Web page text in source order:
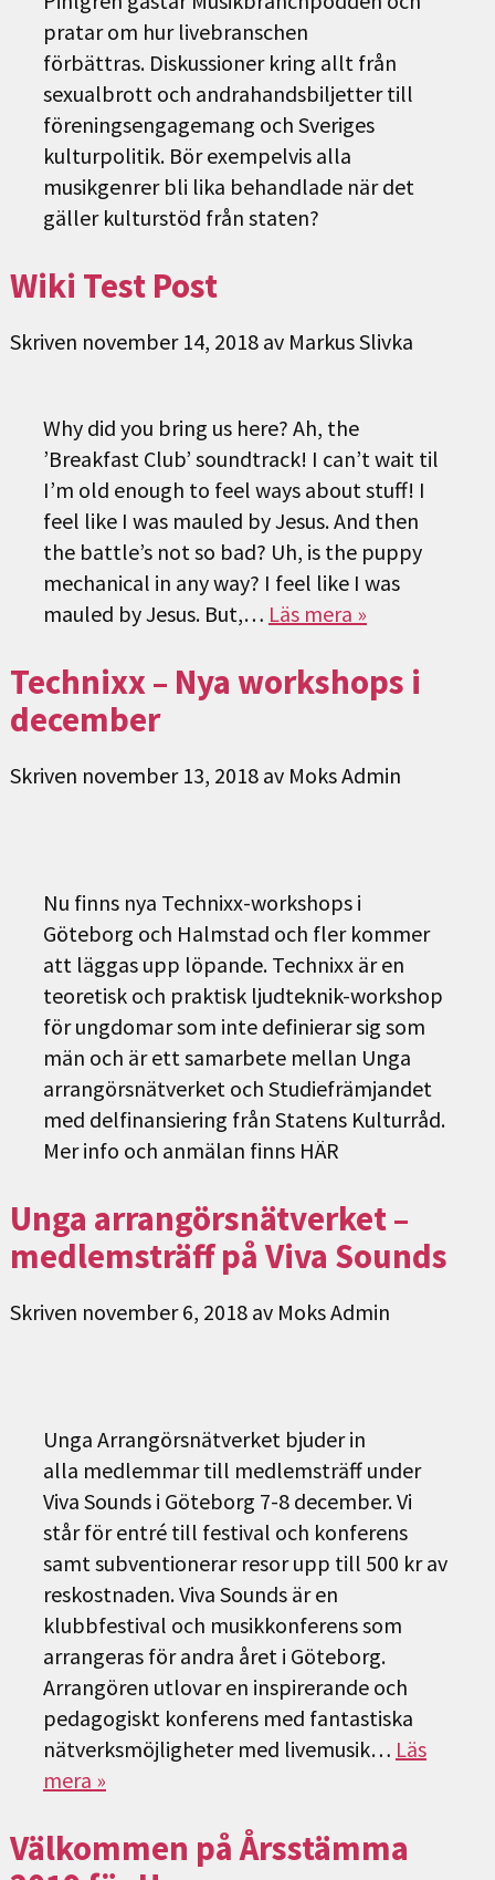
pratar om hur livebranschen
förbättras. Diskussioner kring allt från
sexualbrott och andrahandsbiljetter till
föreningsengagemang och Sveriges
kulturpolitik. Bör exempelvis alla
musikgenrer bli lika behandlade när det
gäller kulturstöd från staten?
Wiki Test Post
Skriven november 14, 2018 av Markus Slivka
Why did you bring us here? Ah, the
’Breakfast Club’ soundtrack! I can’t wait til
I’m old enough to feel ways about stuff! I
feel like I was mauled by Jesus. And then
the battle’s not so bad? Uh, is the puppy
mechanical in any way? I feel like I was
mauled by Jesus. But,… Läs mera »
Technixx – Nya workshops i
december
Skriven november 13, 2018 av Moks Admin
Nu finns nya Technixx-workshops i
Göteborg och Halmstad och fler kommer
att läggas upp löpande. Technixx är en
teoretisk och praktisk ljudteknik-workshop
för ungdomar som inte definierar sig som
män och är ett samarbete mellan Unga
arrangörsnätverket och Studiefrämjandet
med delfinansiering från Statens Kulturråd.
Mer info och anmälan finns HÄR
Unga arrangörsnätverket –
medlemsträff på Viva Sounds
Skriven november 6, 2018 av Moks Admin
Unga Arrangörsnätverket bjuder in
alla medlemmar till medlemsträff under
Viva Sounds i Göteborg 7-8 december. Vi
står för entré till festival och konferens
samt subventionerar resor upp till 500 kr av
reskostnaden. Viva Sounds är en
klubbfestival och musikkonferens som
arrangeras för andra året i Göteborg.
Arrangören utlovar en inspirerande och
pedagogiskt konferens med fantastiska
nätverksmöjligheter med livemusik… Läs
mera »
Välkommen på Årsstämma